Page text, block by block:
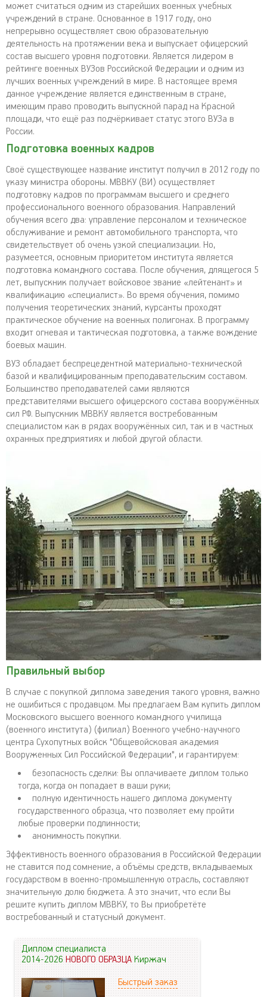
может считаться одним из старейших военных учебных
учреждений в стране. Основанное в 1917 году, оно
непрерывно осуществляет свою образовательную
деятельность на протяжении века и выпускает офицерский
состав высшего уровня подготовки. Является лидером в
рейтинге военных ВУЗов Российской Федерации и одним из
лучших военных учреждений в мире. В настоящее время
данное учреждение является единственным в стране,
имеющим право проводить выпускной парад на Красной
площади, что ещё раз подчёркивает статус этого ВУЗа в
России.
Подготовка военных кадров
Своё существующее название институт получил в 2012 году по
указу министра обороны. МВВКУ (ВИ) осуществляет
подготовку кадров по программам высшего и среднего
профессионального военного образования. Направлений
обучения всего два: управление персоналом и техническое
обслуживание и ремонт автомобильного транспорта, что
свидетельствует об очень узкой специализации. Но,
разумеется, основным приоритетом института является
подготовка командного состава. После обучения, длящегося 5
лет, выпускник получает войсковое звание «лейтенант» и
квалификацию «специалист». Во время обучения, помимо
получения теоретических знаний, курсанты проходят
практическое обучение на военных полигонах. В программу
входит огневая и тактическая подготовка, а также вождение
боевых машин.
ВУЗ обладает беспрецедентной материально-технической
базой и квалифицированным преподавательским составом.
Большинство преподавателей сами являются
представителями высшего офицерского состава вооружённых
сил РФ. Выпускник МВВКУ является востребованным
специалистом как в рядах вооружённых сил, так и в частных
охранных предприятиях и любой другой области.
Правильный выбор
В случае с покупкой диплома заведения такого уровня, важно
не ошибиться с продавцом. Мы предлагаем Вам купить диплом
Московского высшего военного командного училища
(военного института) (филиал) Военного учебно-научного
центра Сухопутных войск "Общевойсковая академия
Вооруженных Сил Российской Федерации", и гарантируем:
безопасность сделки: Вы оплачиваете диплом только
тогда, когда он попадает в ваши руки;
полную идентичность нашего диплома документу
государственного образца, что позволяет ему пройти
любые проверки подлинности;
анонимность покупки.
Эффективность военного образования в Российской Федерации
не ставится под сомнение, а объёмы средств, вкладываемых
государством в военно-промышленную отрасль, составляют
значительную долю бюджета. А это значит, что если Вы
решите купить диплом МВВКУ, то Вы приобретёте
востребованный и статусный документ.
Диплом специалиста
2014-2026НОВОГО ОБРАЗЦАКиржач
Быстрый заказ